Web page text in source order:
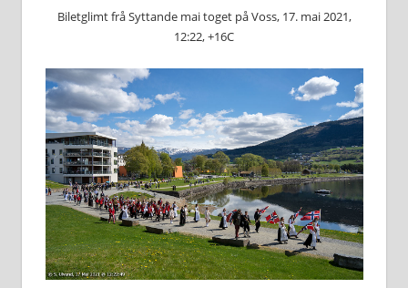
Biletglimt frå Syttande mai toget på Voss, 17. mai 2021,
12:22, +16C